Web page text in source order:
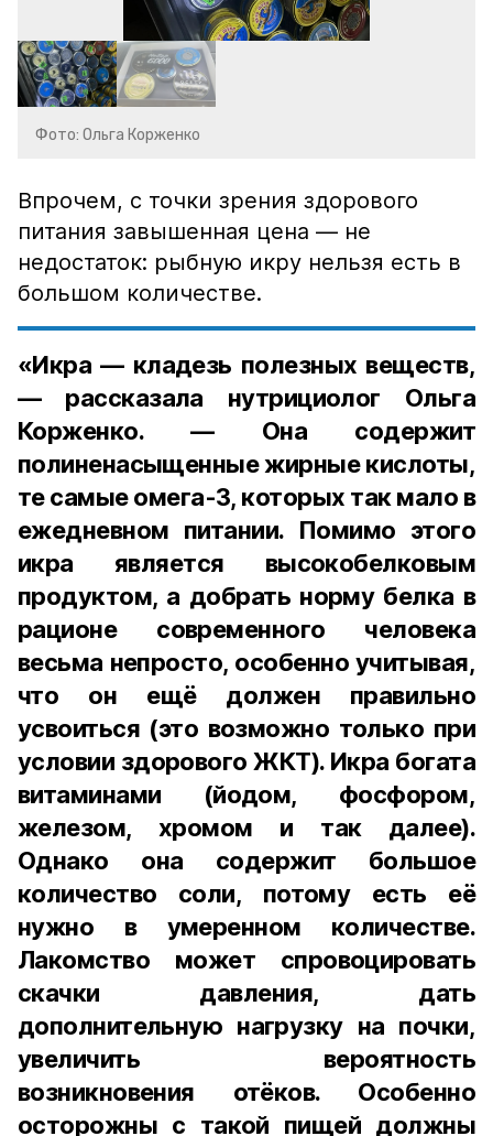
Фото: Ольга Корженко
Впрочем, с точки зрения здорового
питания завышенная цена — не
недостаток: рыбную икру нельзя есть в
большом количестве.
«Икра — кладезь полезных веществ,
— рассказала нутрициолог Ольга
Корженко. — Она содержит
полиненасыщенные жирные кислоты,
те самые омега-3, которых так мало в
ежедневном питании. Помимо этого
икра является высокобелковым
продуктом, а добрать норму белка в
рационе современного человека
весьма непросто, особенно учитывая,
что он ещё должен правильно
усвоиться (это возможно только при
условии здорового ЖКТ). Икра богата
витаминами (йодом, фосфором,
железом, хромом и так далее).
Однако она содержит большое
количество соли, потому есть её
нужно в умеренном количестве.
Лакомство может спровоцировать
скачки давления, дать
дополнительную нагрузку на почки,
увеличить вероятность
возникновения отёков. Особенно
осторожны с такой пищей должны